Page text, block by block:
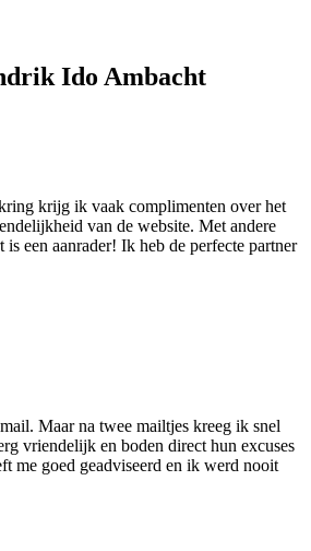
Ido Ambacht
krijg ik vaak complimenten over het
van de website. Met andere
een aanrader! Ik heb de perfecte partner
Maar na twee mailtjes kreeg ik snel
vriendelijk en boden direct hun excuses
me goed geadviseerd en ik werd nooit